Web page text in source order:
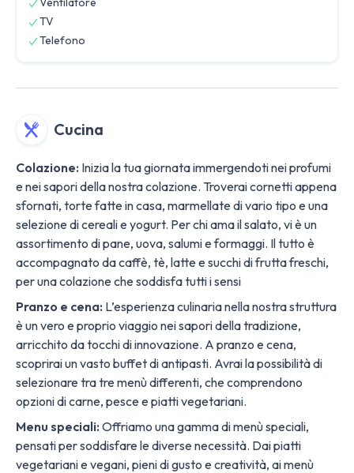
TV
Telefono
Cucina
Colazione: Inizia la tua giornata immergendoti nei profumi
e nei sapori della nostra colazione. Troverai cornetti appena
sfornati, torte fatte in casa, marmellate di vario tipo e una
selezione di cereali e yogurt. Per chi ama il salato, vi è un
assortimento di pane, uova, salumi e formaggi. Il tutto è
accompagnato da caffè, tè, latte e succhi di frutta freschi,
per una colazione che soddisfa tutti i sensi
Pranzo e cena: L’esperienza culinaria nella nostra struttura
è un vero e proprio viaggio nei sapori della tradizione,
arricchito da tocchi di innovazione. A pranzo e cena,
scoprirai un vasto buffet di antipasti. Avrai la possibilità di
selezionare tra tre menù differenti, che comprendono
opzioni di carne, pesce e piatti vegetariani.
Menu speciali: Offriamo una gamma di menù speciali,
pensati per soddisfare le diverse necessità. Dai piatti
vegetariani e vegani, pieni di gusto e creatività, ai menù